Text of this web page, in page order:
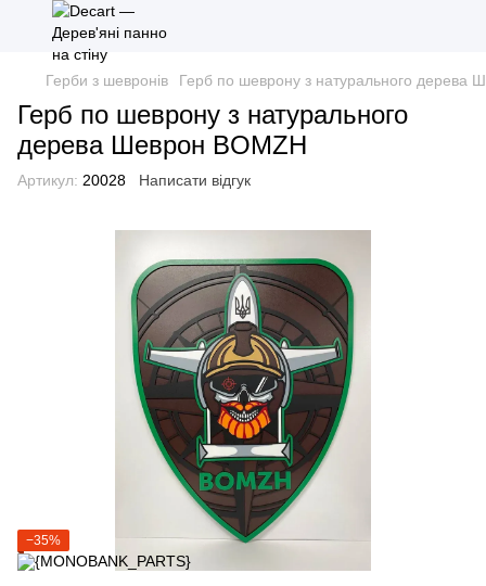
Герби з шевронів Герб по шеврону з натурального дерева
Герб по шеврону з натурального
дерева Шеврон BOMZH
Артикул: 20028 Написати відгук
−35%